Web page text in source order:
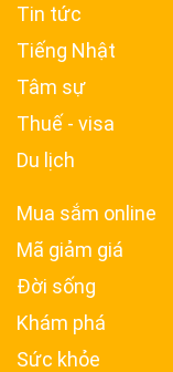
Tin tức
Tiếng Nhật
Tâm sự
Thuế - visa
Du lịch
Mua sắm online
Mã giảm giá
Đời sống
Khám phá
Sức khỏe